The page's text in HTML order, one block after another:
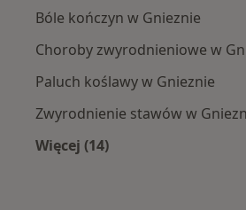
Bóle kończyn w Gnieznie
Choroby zwyrodnieniowe w
Paluch koślawy w Gnieznie
Zwyrodnienie stawów w
Więcej (14)